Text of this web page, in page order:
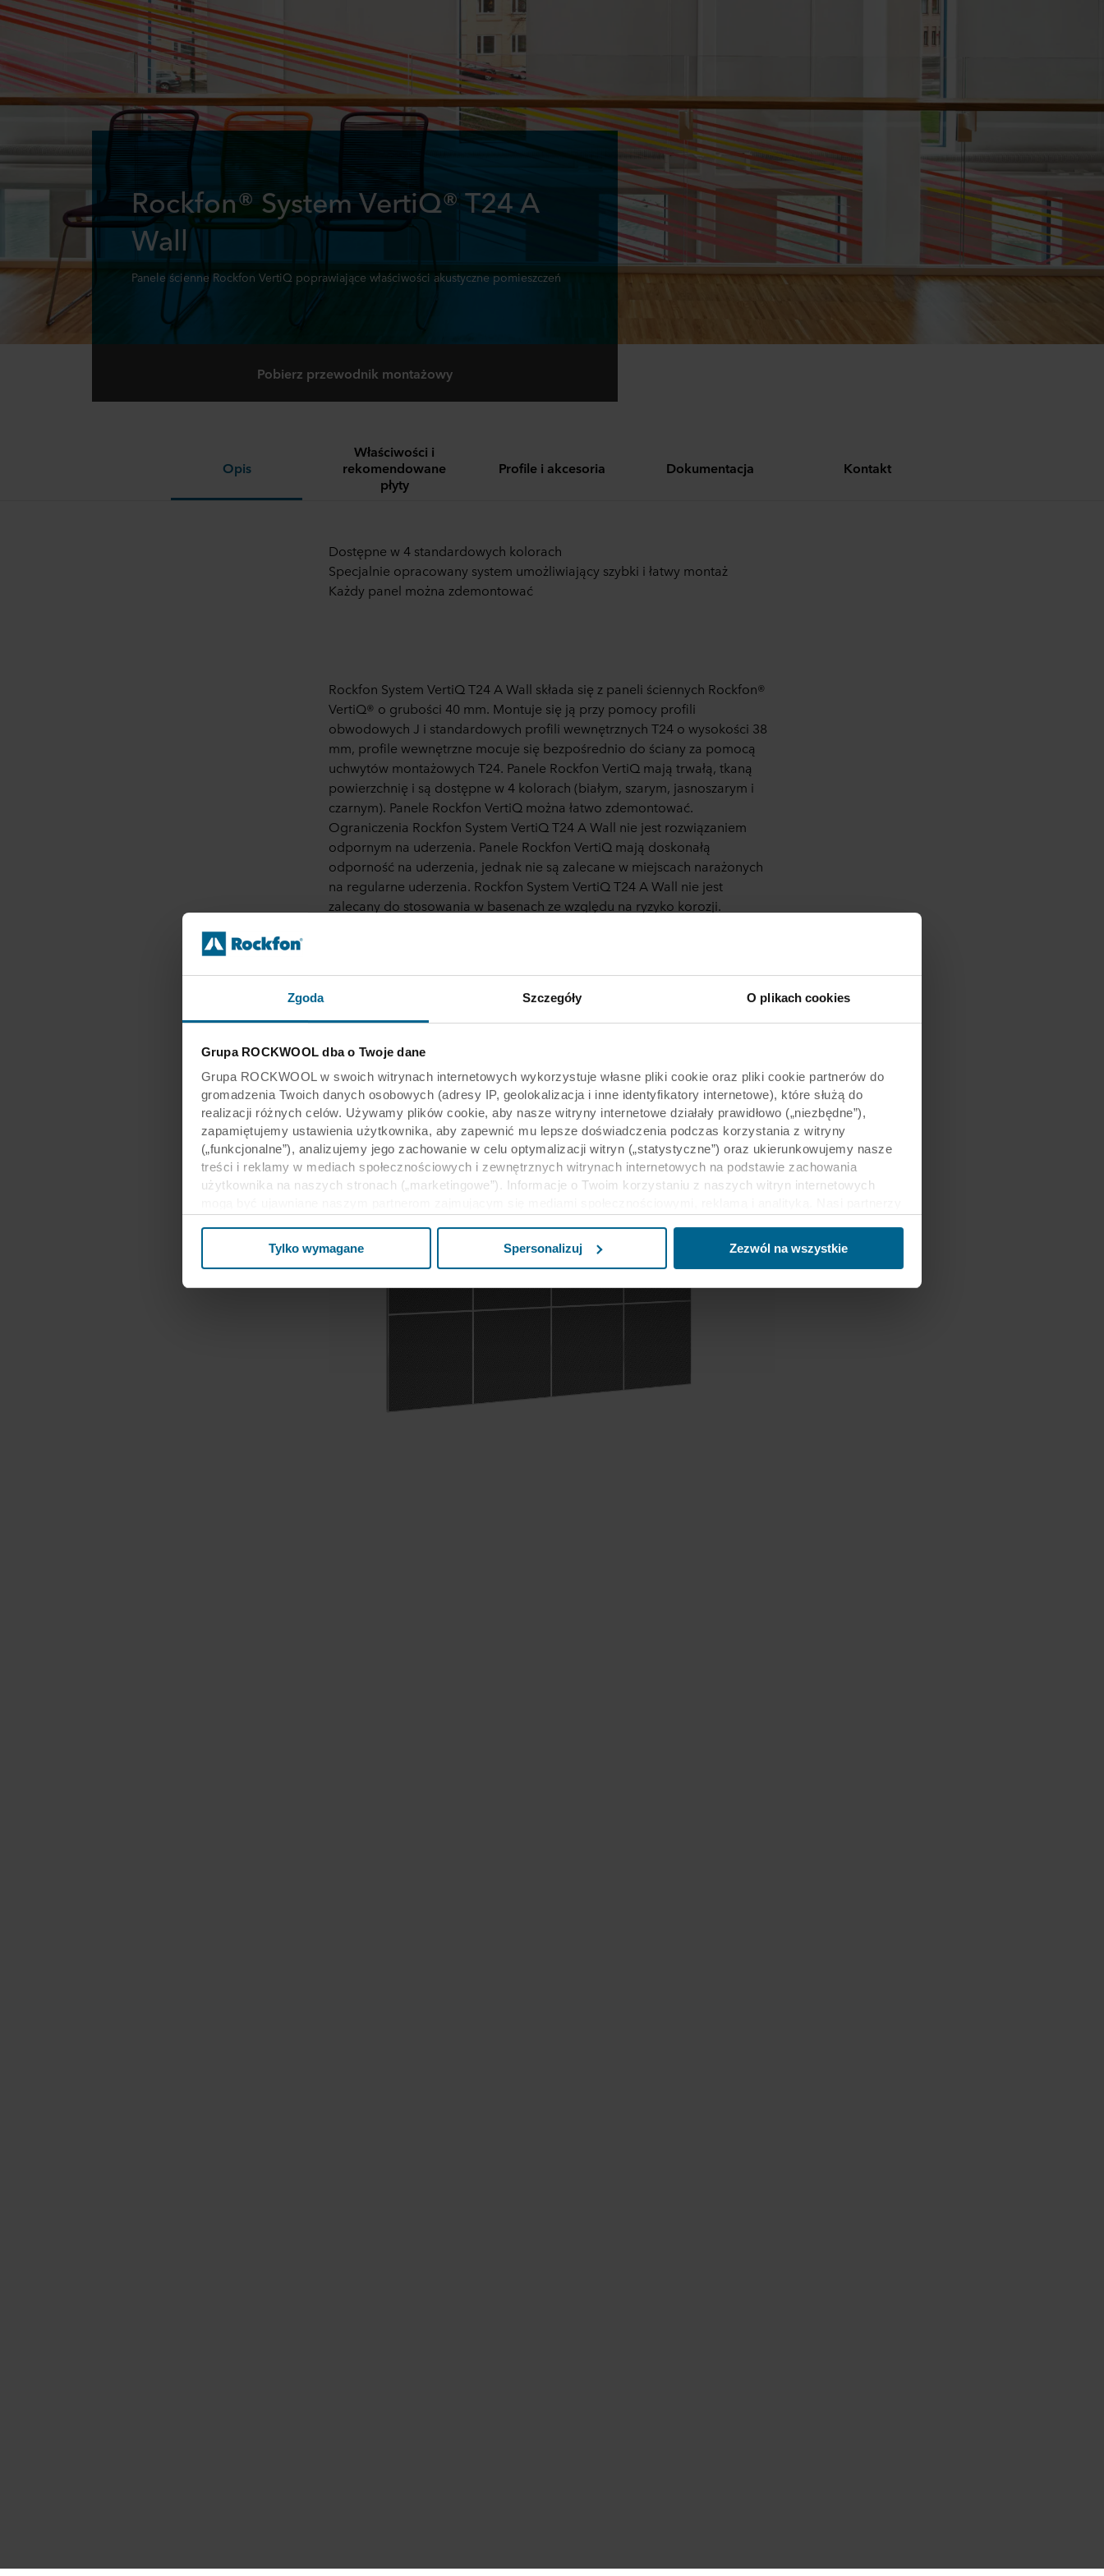
Zgoda Szczegóły O plikach cookies
Grupa ROCKWOOL dba o Twoje dane
Grupa ROCKWOOL w swoich witrynach internetowych wykorzystuje własne pliki cookie oraz pliki cookie partnerów do
gromadzenia Twoich danych osobowych (adresy IP, geolokalizacja i inne identyfikatory internetowe), które służą do
realizacji różnych celów. Używamy plików cookie, aby nasze witryny internetowe działały prawidłowo („niezbędne”),
zapamiętujemy ustawienia użytkownika, aby zapewnić mu lepsze doświadczenia podczas korzystania z witryny
(„funkcjonalne”), analizujemy jego zachowanie w celu optymalizacji witryn („statystyczne”) oraz ukierunkowujemy nasze
treści i reklamy w mediach społecznościowych i zewnętrznych witrynach internetowych na podstawie zachowania
użytkownika na naszych stronach („marketingowe”). Informacje o Twoim korzystaniu z naszych witryn internetowych
ramach korzystania z ich usług. Partner może mieć siedzibę w niezabezpieczonych krajach trzecich, między innymi w
Stanach Zjednoczonych, a akceptując pliki cookie przyjmujesz do wiadomości takie przesyłanie danych oraz fakt, że
Poniżej można znaleźć więcej informacji na temat celów gromadzenia informacji, ogólne opisy gromadzonych informacji,
Tylko wymagane Spersonalizuj Zezwól na wszystkie
Rockfon® System VertiQ® T24 A
Wall
Panele ścienne Rockfon VertiQ poprawiające właściwości akustyczne pomieszczeń
Pobierz przewodnik montażowy
Opis
Właściwości i
rekomendowane
płyty
Profile i akcesoria Dokumentacja Kontakt
Dostępne w 4 standardowych kolorach
Specjalnie opracowany system umożliwiający szybki i łatwy montaż
Każdy panel można zdemontować
Rockfon System VertiQ T24 A Wall składa się z paneli ściennych Rockfon®
VertiQ® o grubości 40 mm. Montuje się ją przy pomocy profili
obwodowych J i standardowych profili wewnętrznych T24 o wysokości 38
mm, profile wewnętrzne mocuje się bezpośrednio do ściany za pomocą
uchwytów montażowych T24. Panele Rockfon VertiQ mają trwałą, tkaną
powierzchnię i są dostępne w 4 kolorach (białym, szarym, jasnoszarym i
czarnym). Panele Rockfon VertiQ można łatwo zdemontować.
Ograniczenia Rockfon System VertiQ T24 A Wall nie jest rozwiązaniem
odpornym na uderzenia. Panele Rockfon VertiQ mają doskonałą
odporność na uderzenia, jednak nie są zalecane w miejscach narażonych
na regularne uderzenia. Rockfon System VertiQ T24 A Wall nie jest
zalecany do stosowania w basenach ze względu na ryzyko korozji.